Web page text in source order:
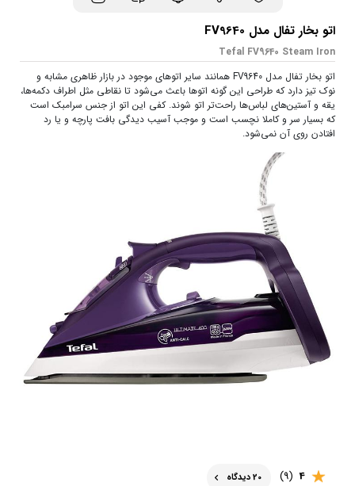
اتو بخار تفال مدل FV9640
Tefal FV9640 Steam Iron
اتو بخار تفال مدل FV9640 همانند سایر اتوهای موجود در بازار ظاهری مشابه و
نوک تیز دارد که طراحی این گونه اتوها باعث می‌شود تا نقاطی مثل اطراف دکمه‌ها،
یقه و آستین‌های لباس‌ها راحت‌تر اتو شوند. کفی این اتو از جنس سرامبک است
که بسیار سر و کاملا نچسب است و موجب آسیب دیدگی بافت پارچه و یا رد
افتادن روی آن نمی‌شود.
4
(9) 20 دیدگاه